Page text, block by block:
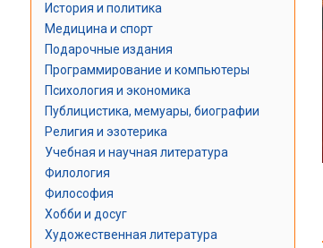
История и политика
Медицина и спорт
Подарочные издания
Программирование и компьютеры
Психология и экономика
Публицистика, мемуары, биографии
Религия и эзотерика
Учебная и научная литература
Филология
Философия
Хобби и досуг
Художественная литература